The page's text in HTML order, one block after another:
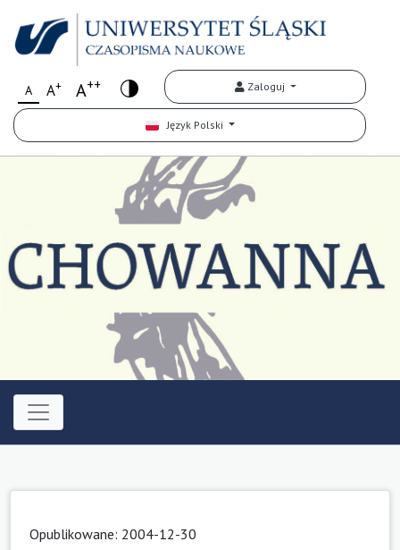
A A+ A++ Zaloguj
Język Polski
Opublikowane: 2004-12-30